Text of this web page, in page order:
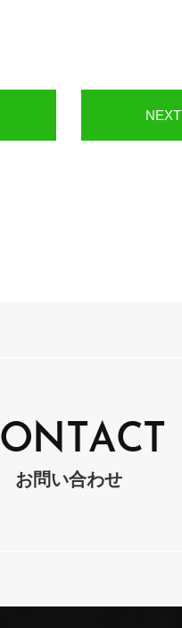
NEXT
ON T AC T
お問い合わせ